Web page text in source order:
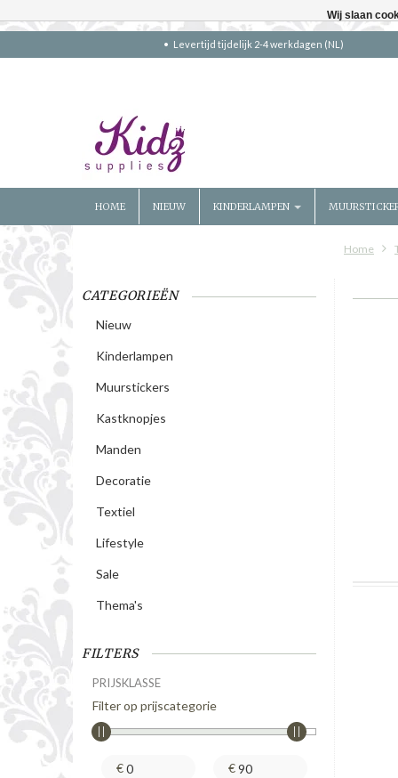
Levertijd tijdelijk 2-4 werkdagen (NL)
HOME NIEUW KINDERLAMPEN
Home
CATEGORIEËN
Nieuw
Kinderlampen
Muurstickers
Kastknopjes
Manden
Decoratie
Textiel
Lifestyle
Sale
Thema's
FILTERS
PRIJSKLASSE
Filter op prijscategorie
€ €
Wij slaan